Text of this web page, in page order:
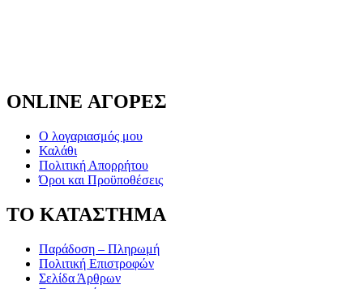
ONLINE ΑΓΟΡΕΣ
Ο λογαριασμός μου
Καλάθι
Πολιτική Απορρήτου
Όροι και Προϋποθέσεις
ΤΟ ΚΑΤΑΣΤΗΜΑ
Παράδοση – Πληρωμή
Πολιτική Επιστροφών
Σελίδα Άρθρων